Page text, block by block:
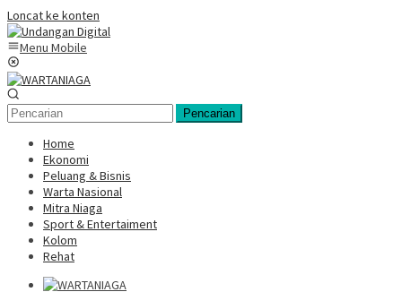
Loncat ke konten
Menu Mobile
Pencarian
Home
Ekonomi
Peluang & Bisnis
Warta Nasional
Mitra Niaga
Sport & Entertaiment
Kolom
Rehat